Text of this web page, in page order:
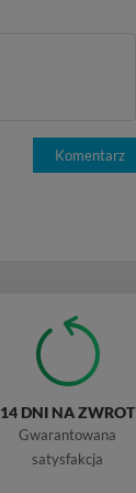
Komentarz
14 DNI NA ZWROT
Gwarantowana
satysfakcja